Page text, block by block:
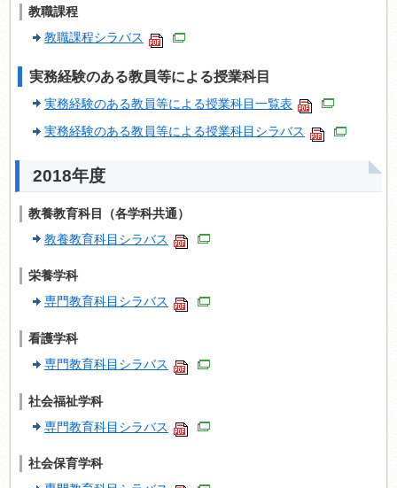
教職課程
教職課程シラバス
実務経験のある教員等による授業科目
実務経験のある教員等による授業科目一覧表
実務経験のある教員等による授業科目シラバス
2018年度
教養教育科目（各学科共通）
教養教育科目シラバス
栄養学科
専門教育科目シラバス
看護学科
専門教育科目シラバス
社会福祉学科
専門教育科目シラバス
社会保育学科